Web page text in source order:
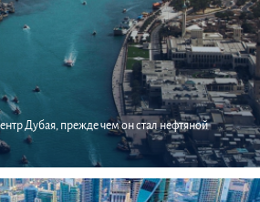
Дубая, прежде чем он стал нефтяной